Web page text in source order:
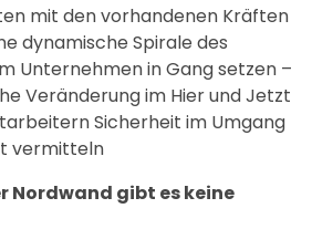
mit den vorhandenen Kräften
dynamische Spirale des
Unternehmen in Gang setzen –
Veränderung im Hier und Jetzt
Sicherheit im Umgang
vermitteln
Nordwand gibt es keine